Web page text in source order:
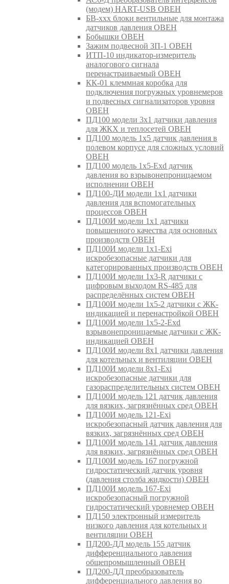
(модем) HART-USB ОВЕН
БВ-ххх блоки вентильные для монтажа
датчиков давления ОВЕН
Бобышки ОВЕН
Зажим подвесной ЗП-1 ОВЕН
ИТП-10 индикатор-измеритель
аналогового сигнала
перенастраиваемый ОВЕН
КК-01 клеммная коробка для
подключения погружных уровнемеров
и подвесных сигнализаторов уровня
ОВЕН
ПД100 модели 3х1 датчики давления
для ЖКХ и теплосетей ОВЕН
ПД100 модель 1х5 датчик давления в
полевом корпусе для сложных условий
ОВЕН
ПД100 модель 1х5-Exd датчик
давления во взрывонепроницаемом
исполнении ОВЕН
ПД100-ДИ модели 1х1 датчики
давления для вспомогательных
процессов ОВЕН
ПД100И модели 1х1 датчики
повышенного качества для основных
производств ОВЕН
ПД100И модели 1х1-Exi
искробезопасные датчики для
категорированных производств ОВЕН
ПД100И модели 1х3-R датчики с
цифровым выходом RS-485 для
распределённых систем ОВЕН
ПД100И модели 1х5-2 датчики с ЖК-
индикацией и перенастройкой ОВЕН
ПД100И модели 1х5-2-Exd
взрывонепроницаемые датчики с ЖК-
индикацией ОВЕН
ПД100И модели 8х1 датчики давления
для котельных и вентиляции ОВЕН
ПД100И модели 8х1-Exi
искробезопасные датчики для
газораспределительных систем ОВЕН
ПД100И модель 121 датчик давления
для вязких, загрязнённых сред ОВЕН
ПД100И модель 121-Exi
искробезопасный датчик давления для
вязких, загрязнённых сред ОВЕН
ПД100И модель 141 датчик давления
для вязких, загрязнённых сред ОВЕН
ПД100И модель 167 погружной
гидростатический датчик уровня
(давления столба жидкости) ОВЕН
ПД100И модель 167-Exi
искробезопасный погружной
гидростатический уровнемер ОВЕН
ПД150 электронный измеритель
низкого давления для котельных и
вентиляции ОВЕН
ПД200-ДД модель 155 датчик
дифференциального давления
общепромышленный ОВЕН
ПД200-ДД преобразователь
дифференциального давления во